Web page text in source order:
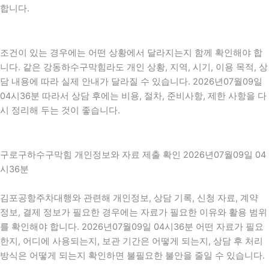
합니다.
조건이 있는 경우에는 어떤 상황에서 달라지는지 함께 확인해야 합
니다. 같은 강동하수구막힘라도 개인 상황, 지역, 시기, 이용 목적, 상
담 내용에 따라 실제 안내가 달라질 수 있습니다. 2026년07월09일
04시36분 따라서 상담 후에는 비용, 절차, 준비사항, 제한 사항을 다
시 정리해 두는 것이 좋습니다.
구로구하수구막힘 개인정보와 자료 제출 확인 2026년07월09일 04
시36분
김포공항주차대행와 관련해 개인정보, 상담 기록, 신청 자료, 계약
정보, 결제 정보가 필요한 경우에는 자료가 필요한 이유와 활용 범위
를 확인해야 합니다. 2026년07월09일 04시36분 어떤 자료가 필요
한지, 어디에 사용되는지, 보관 기간은 어떻게 되는지, 상담 후 처리
방식은 어떻게 되는지 확인하면 불필요한 불안을 줄일 수 있습니다.